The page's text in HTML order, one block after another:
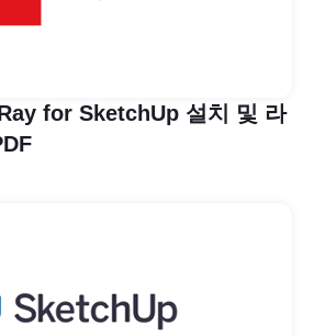
for SketchUp 설치 및 라